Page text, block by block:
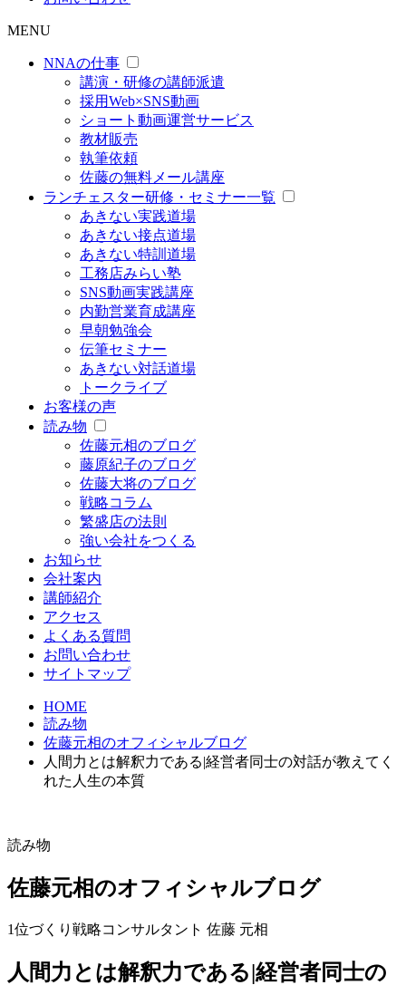
MENU
NNAの仕事
講演・研修の講師派遣
採用Web×SNS動画
ショート動画運営サービス
教材販売
執筆依頼
佐藤の無料メール講座
ランチェスター研修・セミナー一覧
あきない実践道場
あきない接点道場
あきない特訓道場
工務店みらい塾
SNS動画実践講座
内勤営業育成講座
早朝勉強会
伝筆セミナー
あきない対話道場
トークライブ
お客様の声
読み物
佐藤元相のブログ
藤原紀子のブログ
佐藤大将のブログ
戦略コラム
繁盛店の法則
強い会社をつくる
お知らせ
会社案内
講師紹介
アクセス
よくある質問
お問い合わせ
サイトマップ
HOME
読み物
佐藤元相のオフィシャルブログ
人間力とは解釈力である|経営者同士の対話が教えてく
れた人生の本質
読み物
佐藤元相のオフィシャルブログ
1位づくり戦略コンサルタント 佐藤 元相
人間力とは解釈力である|経営者同士の